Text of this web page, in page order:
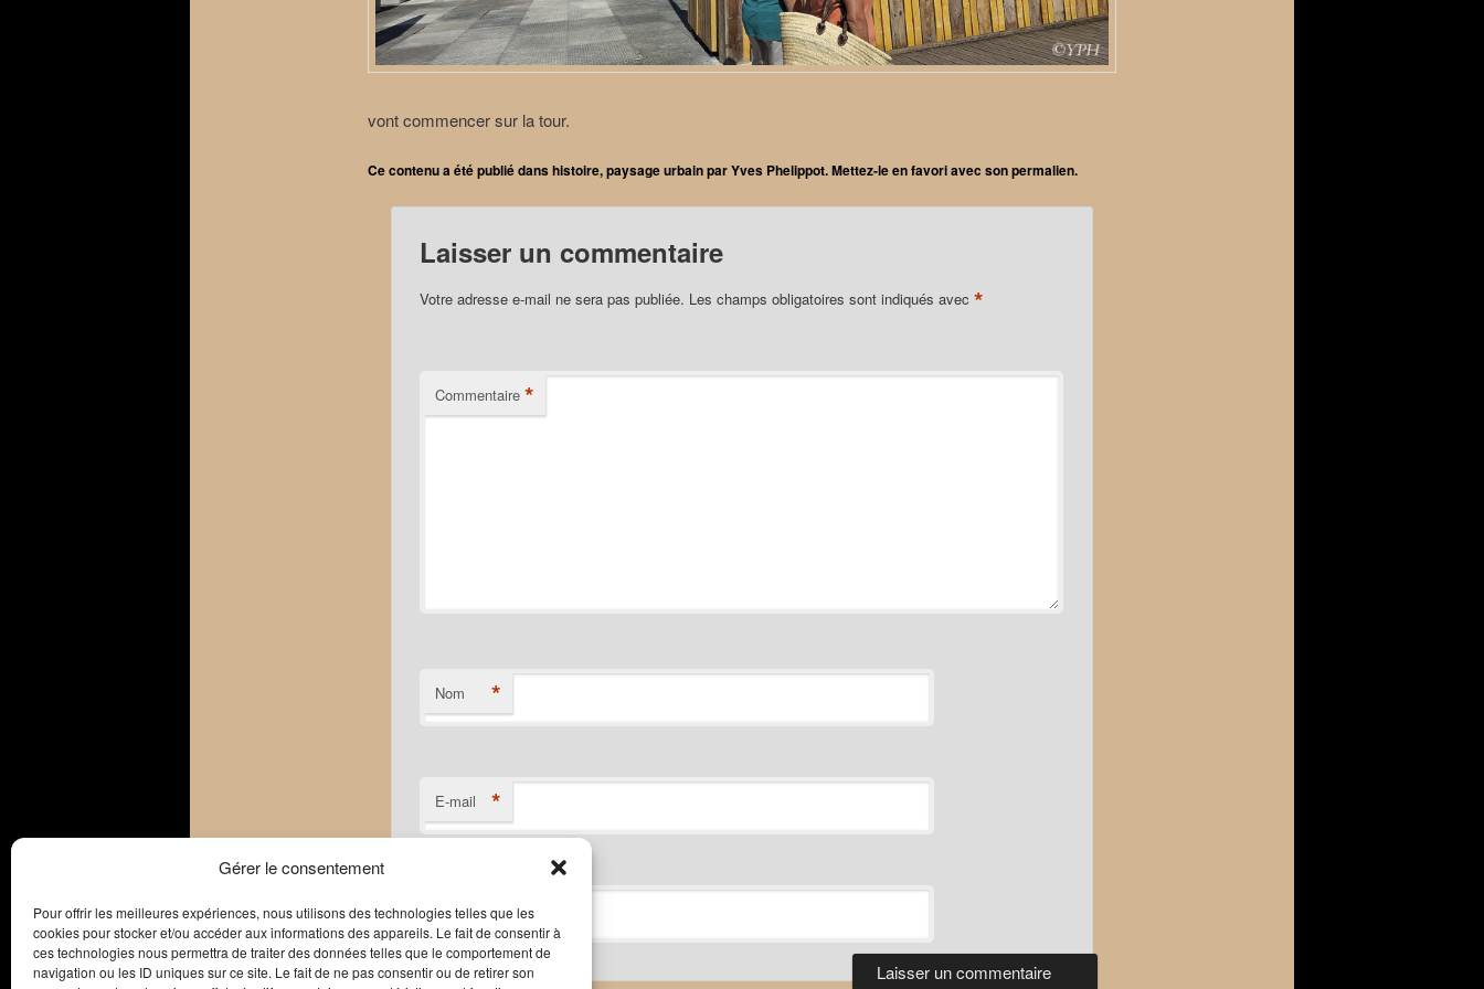
Gérer le consentement
Pour offrir les meilleures expériences, nous utilisons des technologies telles que les
cookies pour stocker et/ou accéder aux informations des appareils. Le fait de consentir à
ces technologies nous permettra de traiter des données telles que le comportement de
navigation ou les ID uniques sur ce site. Le fait de ne pas consentir ou de retirer son
vont commencer sur la tour.
Ce contenu a été publié danshistoire,paysage urbainparYves Phelippot. Mettez-le en favori avec sonpermalien.
Laisser un commentaire
Votre adresse e-mail ne sera pas publiée. Les champs obligatoires sont indiqués avec *
Commentaire *
Nom *
E-mail *
Site web